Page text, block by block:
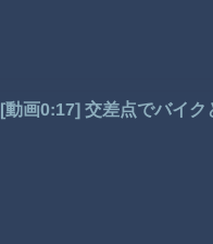
[動画0:17] 交差点でバイ